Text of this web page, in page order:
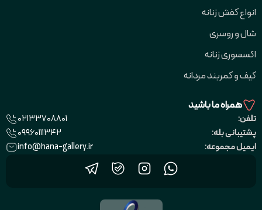
انواع کفش زنانه
شال و روسری
اکسسوری زنانه
کیف و کمربند مردانه
همراه ما باشید
تلفن:
02133708801
پشتیبانی بله:
09960111342
ایمیل مجموعه:
info@hana-gallery.ir